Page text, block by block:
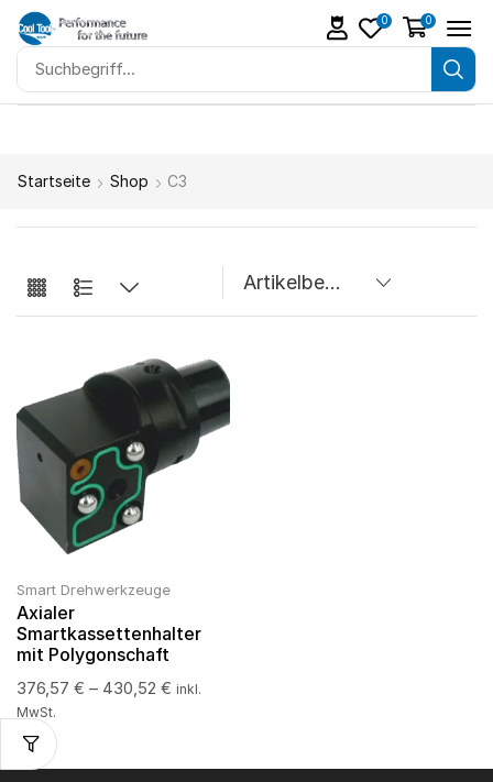
0 0
Startseite Shop C3
Smart Drehwerkzeuge
Axialer
Smartkassettenhalter
mit Polygonschaft
376,57 € – 430,52 € inkl.
MwSt.